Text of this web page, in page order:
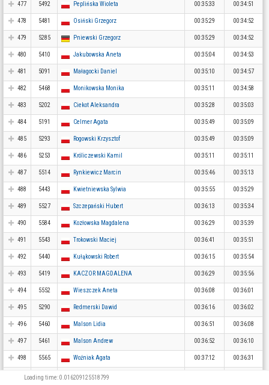
477 5492 Peplińska Wioleta 00:35:33 00:34:51
478 5481 Osiński Grzegorz 00:35:29 00:34:52
479 5285 Pniewski Grzegorz 00:35:29 00:34:52
480 5410 Jakubowska Aneta 00:35:04 00:34:53
481 5091 Małagocki Daniel 00:35:10 00:34:57
482 5468 Monikowska Monika 00:35:11 00:34:58
483 5202 Ciekot Aleksandra 00:35:28 00:35:03
484 5191 Celmer Agata 00:35:49 00:35:09
485 5293 Rogowski Krzysztof 00:35:49 00:35:09
486 5253 Króliczewski Kamil 00:35:11 00:35:11
487 5514 Rynkiewicz Marcin 00:35:46 00:35:13
488 5443 Kwietniewska Sylwia 00:35:55 00:35:29
489 5527 Szczepański Hubert 00:36:13 00:35:34
490 5584 Kozłowska Magdalena 00:36:29 00:35:39
491 5543 Trokowski Maciej 00:36:41 00:35:51
492 5440 Kułąkowski Robert 00:36:15 00:35:54
493 5419 KACZOR MAGDALENA 00:36:29 00:35:56
494 5552 Wieszczek Aneta 00:36:08 00:36:01
495 5290 Redmerski Dawid 00:36:16 00:36:02
496 5460 Malson Lidia 00:36:51 00:36:08
497 5461 Malson Andrew 00:36:52 00:36:10
498 5565 Woźniak Agata 00:37:12 00:36:31
499 5475 Nowaczyk Dorota
Loading time: 0.016209125518799